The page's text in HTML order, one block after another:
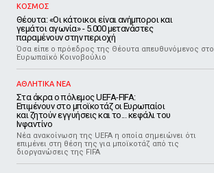
ΚΟΣΜΟΣ
Θέουτα: «Οι κάτοικοι είναι ανήμποροι και
γεμάτοι αγωνία» - 5.000 μετανάστες
παραμένουν στην περιοχή
Όσα είπε ο πρόεδρος της Θέουτα απευθυνόμενος στο
Ευρωπαϊκό Κοινοβούλιο
ΑΘΛΗΤΙΚΑ ΝΕΑ
Στα άκρα ο πόλεμος UEFA-FIFA:
Επιμένουν στο μποϊκοτάζ οι Ευρωπαίοι
και ζητούν εγγυήσεις και το... κεφάλι του
Ινφαντίνο
Νέα ανακοίνωση της UEFA η οποία σημειώνει ότι
επιμένει στη θέση της για μποϊκοτάζ από τις
διοργανώσεις της FIFA